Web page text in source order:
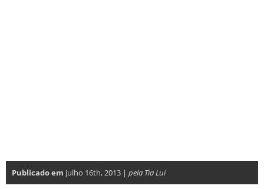
Publicado em julho 16th, 2013 | pela Tia Luí